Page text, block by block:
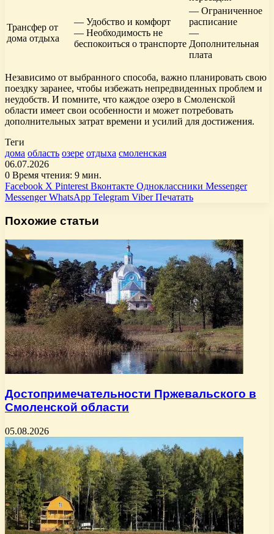
Трансфер от
дома отдыха
— Удобство и комфорт
— Необходимость не
беспокоиться о транспорте
— Ограниченное
расписание
—
Дополнительная
плата
Независимо от выбранного способа, важно планировать свою
поездку заранее, чтобы избежать непредвиденных проблем и
неудобств. И помните, что каждое озеро в Смоленской
области имеет свои особенности и может потребовать
дополнительных затрат времени и усилий для достижения.
Теги
дома область озере отдыха смоленская
06.07.2026
0 Время чтения: 9 мин.
Facebook X Pinterest Вконтакте Одноклассники Messenger
Messenger WhatsApp Telegram Viber Печатать
Похожие статьи
Достопримечательности Пржевальского в
Смоленской области
05.08.2026